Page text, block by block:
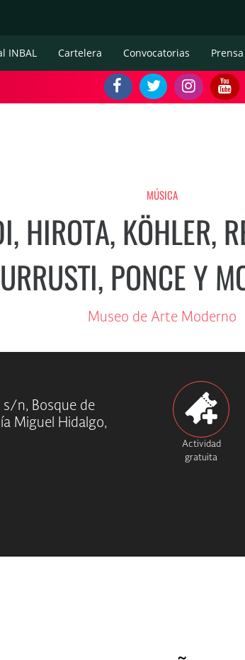
INBAL Cartelera Convocatorias Prensa
MÚSICA
HIROTA, KÖHLER,
URRUSTI, PONCE Y
Museo de Arte Moderno
s/n, Bosque de
Miguel Hidalgo,
Actividad
gratuita